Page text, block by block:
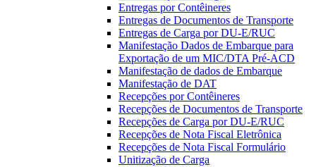
Entregas por Contêineres
Entregas de Documentos de Transporte
Entregas de Carga por DU-E/RUC
Manifestação Dados de Embarque para
Exportação de um MIC/DTA Pré-ACD
Manifestação de dados de Embarque
Manifestação de DAT
Recepções por Contêineres
Recepções de Documentos de Transporte
Recepções de Carga por DU-E/RUC
Recepções de Nota Fiscal Eletrônica
Recepções de Nota Fiscal Formulário
Unitização de Carga